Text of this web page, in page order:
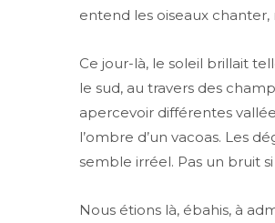
entend les oiseaux chanter,
Ce jour-là, le soleil brillait
le sud, au travers des
apercevoir différentes
l’ombre d’un vacoas. Les
semble irréel. Pas un bruit
Nous étions là, ébahis, à